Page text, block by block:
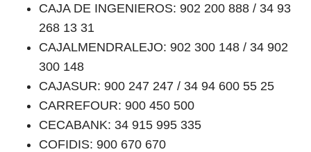
CAJA DE INGENIEROS: 902 200 888 / 34 93
268 13 31
CAJALMENDRALEJO: 902 300 148 / 34 902
300 148
CAJASUR: 900 247 247 / 34 94 600 55 25
CARREFOUR: 900 450 500
CECABANK: 34 915 995 335
COFIDIS: 900 670 670